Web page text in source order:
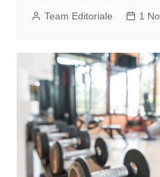
Team Editoriale 1